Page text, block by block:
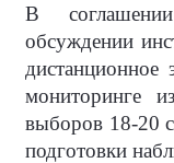
В
обсуждении
дистанционное
мониторинге
выборов 18-20
подготовки